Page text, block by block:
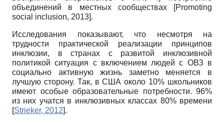
объединений в местных сообществах
[Promoting
social inclusion, 2013].
Исследования показывают, что несмотря на
трудности практической реализации принципов
инклю­зии, в странах с развитой инклюзивной
политикой ситуация с включением людей с ОВЗ в
социально активную жизнь заметно меняется в
лучшую сторону. Так, в США около 10% школьников
имеют особые образовательные потребности. 96%
из них учатся в инклюзив­ных классах 80% времени
[Strieker, 2012].